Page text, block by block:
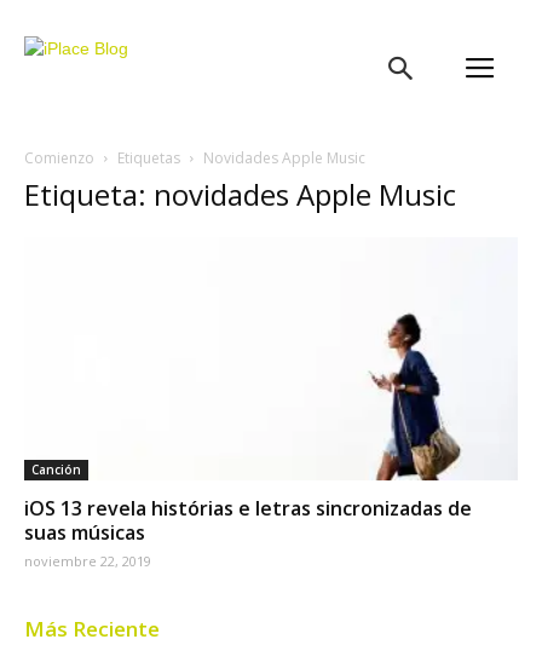
Comienzo Etiquetas Novidades Apple Music
Etiqueta: novidades Apple Music
Canción
iOS 13 revela histórias e letras sincronizadas de
suas músicas
noviembre 22, 2019
Más Reciente